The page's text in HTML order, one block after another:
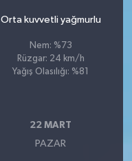
Orta kuvvetli yağmurlu
Nem: %73
Rüzgar: 24 km/h
Yağış Olasılığı: %81
22 MART
PAZAR